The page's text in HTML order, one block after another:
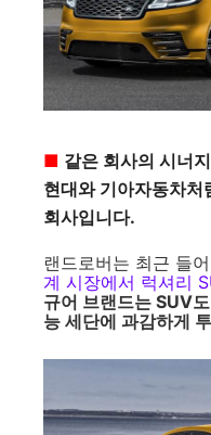
■ 같은 회사의 시너지
현대와 기아자동차처
회사입니다.
랜드로버는 최근 들어
계 시장에서 럭셔리
규어 브랜드는 SUV
능 세단에 과감하게